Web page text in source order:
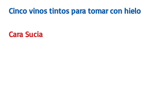
Cinco vinos tintos para tomar con hielo
Cara Sucia